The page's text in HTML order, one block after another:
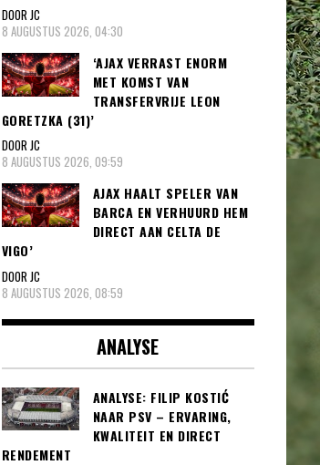
DOOR JC
8 AUGUSTUS 2026, 04:30
‘AJAX VERRAST ENORM
MET KOMST VAN
TRANSFERVRIJE LEON
GORETZKA (31)’
DOOR JC
8 AUGUSTUS 2026, 09:59
AJAX HAALT SPELER VAN
BARCA EN VERHUURD HEM
DIRECT AAN CELTA DE
VIGO’
DOOR JC
8 AUGUSTUS 2026, 08:59
ANALYSE
ANALYSE: FILIP KOSTIĆ
NAAR PSV – ERVARING,
KWALITEIT EN DIRECT
RENDEMENT